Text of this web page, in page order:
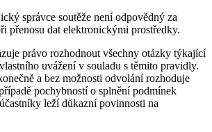
správce soutěže není odpovědný za
přenosu dat elektronickými prostředky.
právo rozhodnout všechny otázky týkající
uvážení v souladu s těmito pravidly.
a bez možnosti odvolání rozhoduje
pochybností o splnění podmínek
leží důkazní povinnosti na